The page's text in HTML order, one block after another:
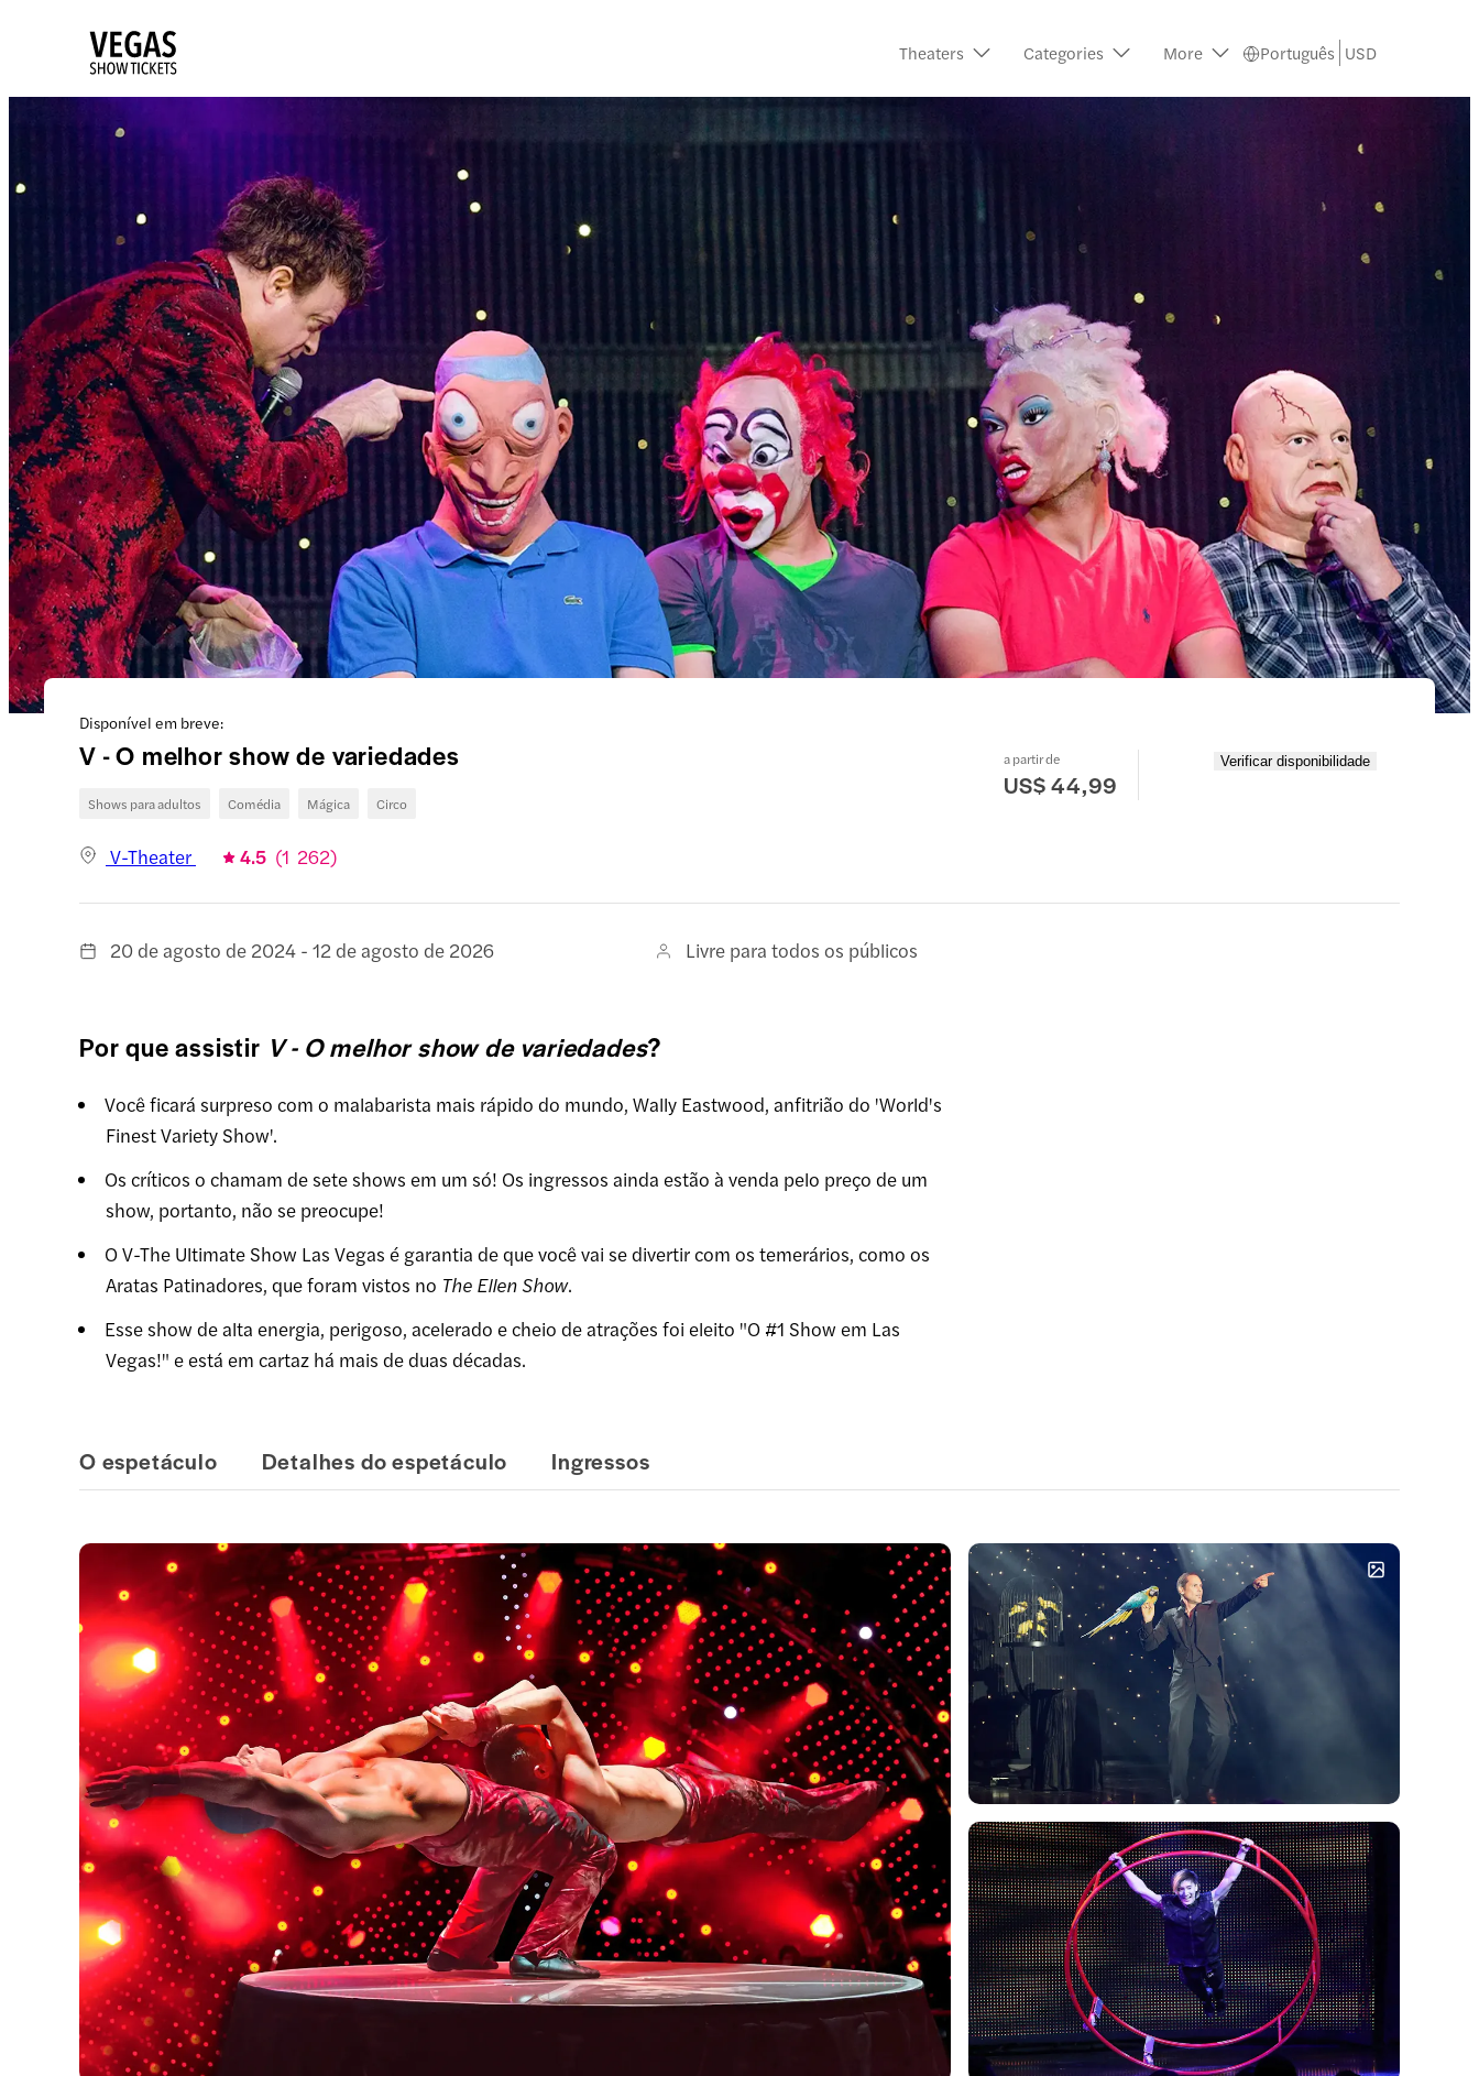
Theaters Categories More Português USD
Disponível em breve:
V - O melhor show de variedades
Shows para adultos Comédia Mágica Circo
a partir de
US$ 44,99
Verificar disponibilidade
V-Theater 4.5 (1 262)
20 de agosto de 2024 - 12 de agosto de 2026 Livre para todos os públicos
Por que assistir V - O melhor show de variedades?
Você ficará surpreso com o malabarista mais rápido do mundo, Wally Eastwood, anfitrião do 'World's
Finest Variety Show'.
Os críticos o chamam de sete shows em um só! Os ingressos ainda estão à venda pelo preço de um
show, portanto, não se preocupe!
O V-The Ultimate Show Las Vegas é garantia de que você vai se divertir com os temerários, como os
Aratas Patinadores, que foram vistos no The Ellen Show.
Esse show de alta energia, perigoso, acelerado e cheio de atrações foi eleito "O #1 Show em Las
Vegas!" e está em cartaz há mais de duas décadas.
O espetáculo Detalhes do espetáculo Ingressos